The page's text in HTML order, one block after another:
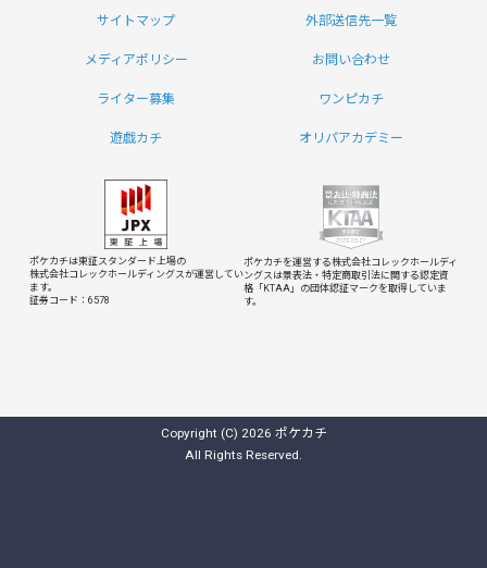
サイトマップ 外部送信先一覧
メディアポリシー お問い合わせ
ライター募集 ワンピカチ
遊戯カチ オリパアカデミー
ポケカチは東証スタンダード上場の
株式会社コレックホールディングスが運営してい
ます。
証券コード：6578
ポケカチを運営する株式会社コレックホールディ
ングスは景表法・特定商取引法に関する認定資
格「KTAA」の団体認証マークを取得していま
す。
Copyright (C) 2026 ポケカチ
All Rights Reserved.